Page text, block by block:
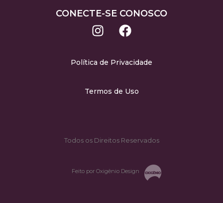
CONECTE-SE CONOSCO
Política de Privacidade
Termos de Uso
Todos os Direitos Reservados
Feito por Oxigênio Design